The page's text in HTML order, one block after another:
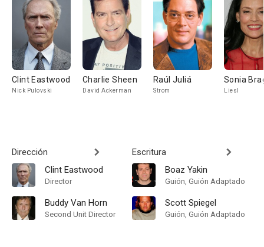
Clint Eastwood
Nick Pulovski
Charlie Sheen
David Ackerman
Raúl Juliá
Strom
Sonia
Liesl
Dirección
Clint Eastwood
Director
Buddy Van Horn
Second Unit Director
Escritura
Boaz Yakin
Guión, Guión Adaptado
Scott Spiegel
Guión, Guión Adaptado